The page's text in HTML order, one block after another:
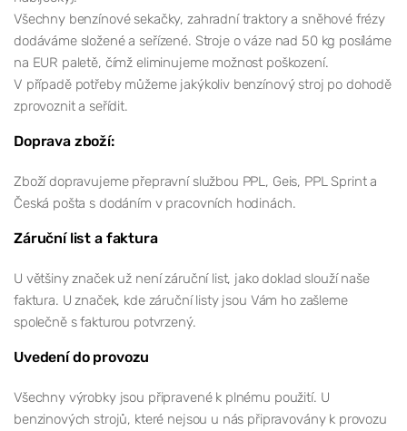
Všechny benzínové sekačky, zahradní traktory a sněhové frézy
dodáváme složené a seřízené. Stroje o váze nad 50 kg posíláme
na EUR paletě, čímž eliminujeme možnost poškození.
V případě potřeby můžeme jakýkoliv benzínový stroj po dohodě
zprovoznit a seřídit.
Doprava zboží:
Zboží dopravujeme přepravní službou PPL, Geis, PPL Sprint a
Česká pošta s dodáním v pracovních hodinách.
Záruční list a faktura
U většiny značek už není záruční list, jako doklad slouží naše
faktura. U značek, kde záruční listy jsou Vám ho zašleme
společně s fakturou potvrzený.
Uvedení do provozu
Všechny výrobky jsou připravené k plnému použití. U
benzinových strojů, které nejsou u nás připravovány k provozu